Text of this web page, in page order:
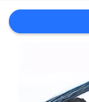
एक
उद्धरण